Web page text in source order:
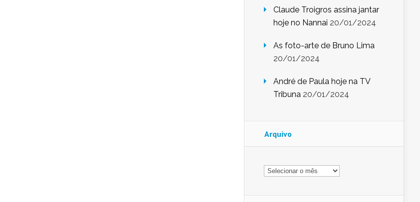
Claude Troigros assina jantar
hoje no Nannai 20/01/2024
As foto-arte de Bruno Lima
20/01/2024
André de Paula hoje na TV
Tribuna 20/01/2024
Arquivo
Arquivo